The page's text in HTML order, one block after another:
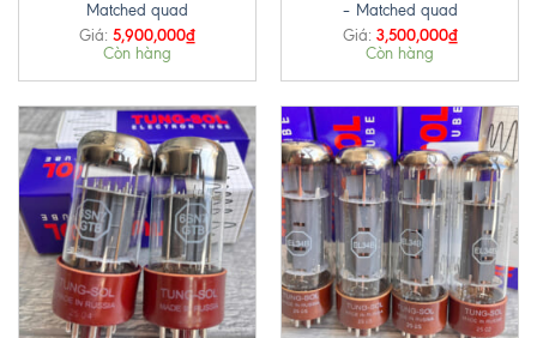
Matched quad
Giá: 5,900,000₫
Còn hàng
– Matched quad
Giá: 3,500,000₫
Còn hàng